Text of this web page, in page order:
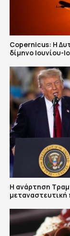
Copernicus: H
δίμηνο Ιουνίου-
Η ανάρτηση
μεταναστευτική